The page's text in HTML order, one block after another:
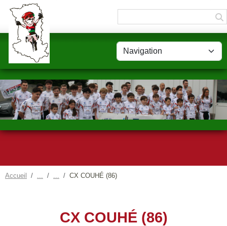
Accueil CX COUHÉ (86)
CX COUHÉ (86)
Panneau de gestion des cookies